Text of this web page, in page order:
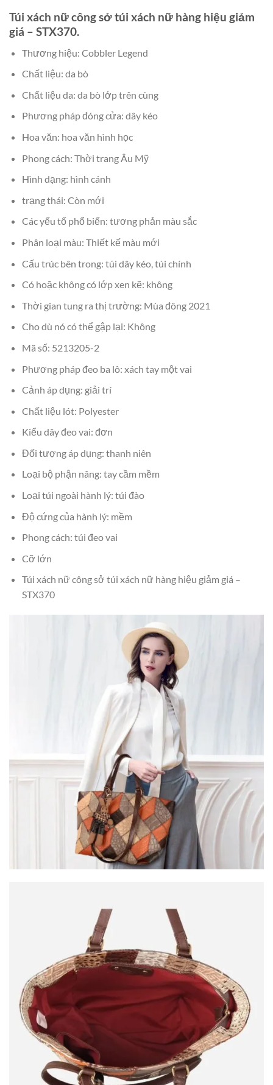
Túi xách nữ công sở túi xách nữ hàng hiệu giảm
giá – STX370.
Thương hiệu: Cobbler Legend
Chất liệu: da bò
Chất liệu da: da bò lớp trên cùng
Phương pháp đóng cửa: dây kéo
Hoa văn: hoa văn hình học
Phong cách: Thời trang Âu Mỹ
Hình dạng: hình cánh
trạng thái: Còn mới
Các yếu tố phổ biến: tương phản màu sắc
Phân loại màu: Thiết kế màu mới
Cấu trúc bên trong: túi dây kéo, túi chính
Có hoặc không có lớp xen kẽ: không
Thời gian tung ra thị trường: Mùa đông 2021
Cho dù nó có thể gập lại: Không
Mã số: 5213205-2
Phương pháp đeo ba lô: xách tay một vai
Cảnh áp dụng: giải trí
Chất liệu lót: Polyester
Kiểu dây đeo vai: đơn
Đối tượng áp dụng: thanh niên
Loại bộ phận nâng: tay cầm mềm
Loại túi ngoài hành lý: túi đào
Độ cứng của hành lý: mềm
Phong cách: túi đeo vai
Cỡ lớn
Túi xách nữ công sở túi xách nữ hàng hiệu giảm giá –
STX370